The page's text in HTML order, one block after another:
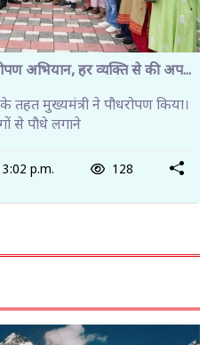
अभियान, हर व्यक्ति से की अप...
मुख्यमंत्री ने पौधरोपण किया।
से पौधे लगाने
p.m. 128